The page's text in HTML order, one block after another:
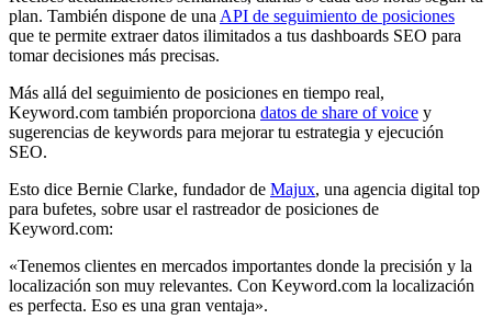
plan. También dispone de unaAPI de seguimiento de posiciones
que te permite extraer datos ilimitados a tus dashboards SEO para
tomar decisiones más precisas.
Más allá del seguimiento de posiciones en tiempo real,
Keyword.com también proporciona datos de share of voice y
sugerencias de keywords para mejorar tu estrategia y ejecución
SEO.
Esto dice Bernie Clarke, fundador de Majux, una agencia digital top
para bufetes, sobre usar el rastreador de posiciones de
Keyword.com:
«Tenemos clientes en mercados importantes donde la precisión y la
localización son muy relevantes. Con Keyword.com la localización
es perfecta. Eso es una gran ventaja».